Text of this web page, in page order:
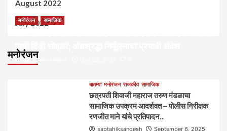
August 2022
July 2022
मनोरंजन
मनोरंजन सामाजिक
पायी दिंडी सोहळा; अंधश्रद्धा निर्मूलनाचा प्रभावी संदेश
saptahiksandesh
बातम्या मनोरंजन राजकीय सामाजिक
छत्रपती शिवाजी महाराज तरुण मंडळाचा
सामाजिक उपक्रम आदर्शवत – पोलीस निरीक्षक
रणजीत माने यांचे प्रतिपादन..
saptahiksandesh
September 6, 2025